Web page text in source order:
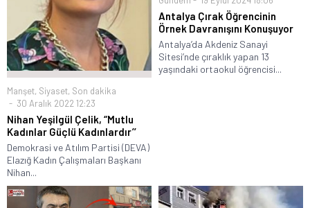
Manşet, Siyaset, Son dakika
30 Aralık 2022 12:23
Nihan Yeşilgül Çelik, “Mutlu
Kadınlar Güçlü Kadınlardır’’
Demokrasi ve Atılım Partisi (DEVA)
Elazığ Kadın Çalışmaları Başkanı
Nihan...
Antalya Çırak Öğrencinin
Örnek Davranışını Konuşuyor
Antalya’da Akdeniz Sanayi
Sitesi’nde çıraklık yapan 13
yaşındaki ortaokul öğrencisi...